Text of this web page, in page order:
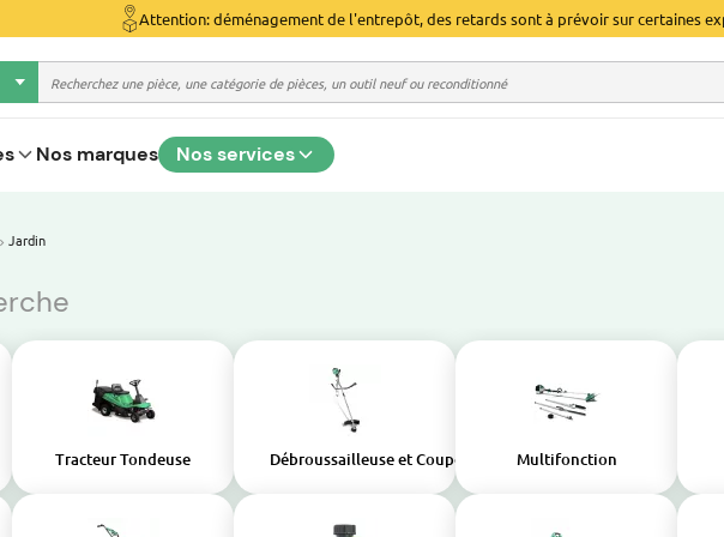
Attention: déménagement de l'entrepôt, des retards sont à prévoir sur certaines
Nos marques Nos services
Jardin
Tracteur Tondeuse Débroussailleuse et Coupe-bordureMultifonction